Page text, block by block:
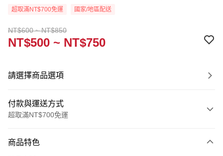
超取滿NT$700免運 國家/地區配送
NT$600 ~ NT$850
NT$500 ~ NT$750
請選擇商品選項
付款與運送方式
超取滿NT$700免運
信用卡一次付款
商品特色